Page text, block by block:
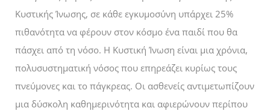
Κυστικής Ίνωσης, σε κάθε εγκυμοσύνη υπάρχει 25%
πιθανότητα να φέρουν στον κόσμο ένα παιδί που θα
πάσχει από τη νόσο. Η Κυστική Ίνωση είναι μια χρόνια,
πολυσυστηματική νόσος που επηρεάζει κυρίως τους
πνεύμονες και το πάγκρεας. Οι ασθενείς αντιμετωπίζουν
μια δύσκολη καθημερινότητα και αφιερώνουν περίπου